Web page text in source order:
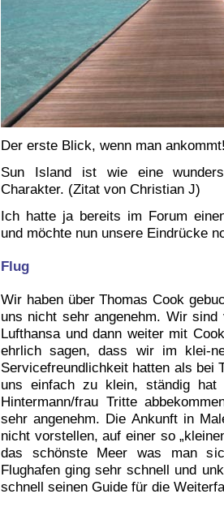
Der erste Blick, wenn man
Sun Island ist wie eine
Charakter. (Zitat von Christian J)
Ich hatte ja bereits im Forum
und möchte nun unsere Eindrücke
Flug
Wir haben über Thomas Cook
uns nicht sehr angenehm. Wir
Lufthansa und dann weiter mit
ehrlich sagen, dass wir im klei-
Servicefreundlichkeit hatten als bei
uns einfach zu klein, ständig
Hintermann/frau Tritte
sehr angenehm. Die Ankunft in
nicht vorstellen, auf einer so
das schönste Meer was man
Flughafen ging sehr schnell und
schnell seinen Guide für die